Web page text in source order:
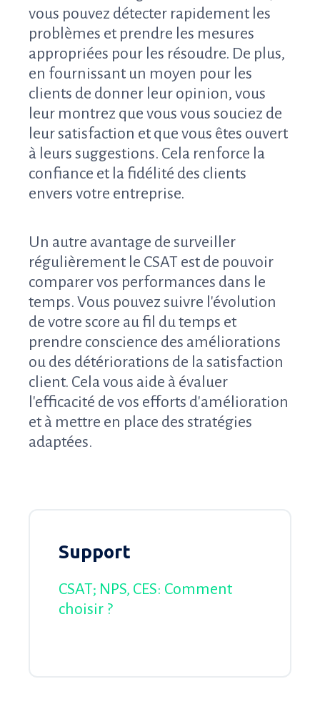
vous pouvez détecter rapidement les
problèmes et prendre les mesures
appropriées pour les résoudre. De plus,
en fournissant un moyen pour les
clients de donner leur opinion, vous
leur montrez que vous vous souciez de
leur satisfaction et que vous êtes ouvert
à leurs suggestions. Cela renforce la
confiance et la fidélité des clients
envers votre entreprise.
Un autre avantage de surveiller
régulièrement le CSAT est de pouvoir
comparer vos performances dans le
temps. Vous pouvez suivre l'évolution
de votre score au fil du temps et
prendre conscience des améliorations
ou des détériorations de la satisfaction
client. Cela vous aide à évaluer
l'efficacité de vos efforts d'amélioration
et à mettre en place des stratégies
adaptées.
Support
CSAT; NPS, CES: Comment
choisir ?